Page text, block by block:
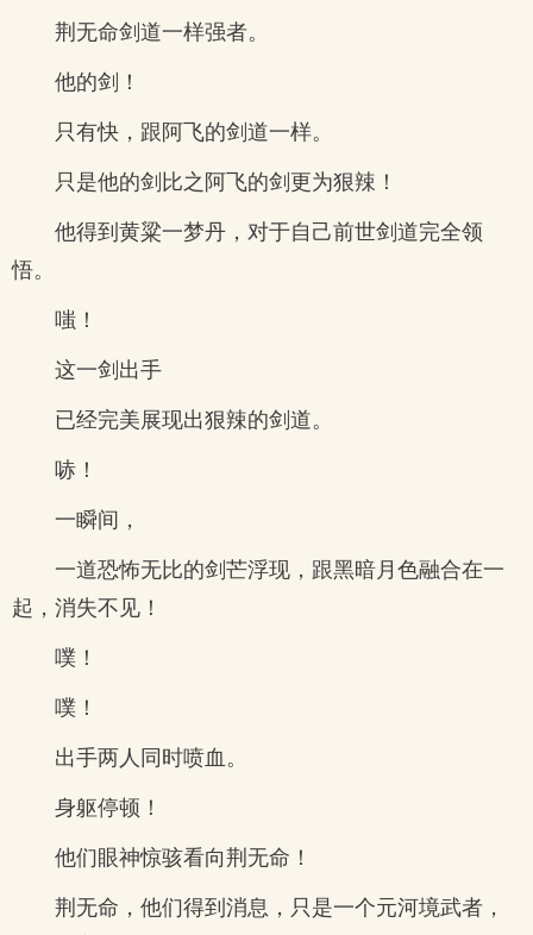
荆无命剑道一样强者。
他的剑！
只有快，跟阿飞的剑道一样。
只是他的剑比之阿飞的剑更为狠辣！
他得到黄粱一梦丹，对于自己前世剑道完全领
悟。
嗤！
这一剑出手
已经完美展现出狠辣的剑道。
哧！
一瞬间，
一道恐怖无比的剑芒浮现，跟黑暗月色融合在一
起，消失不见！
噗！
噗！
出手两人同时喷血。
身躯停顿！
他们眼神惊骇看向荆无命！
荆无命，他们得到消息，只是一个元河境武者，